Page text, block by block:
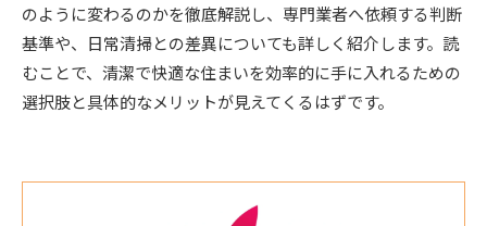
のように変わるのかを徹底解説し、専門業者へ依頼する判断
基準や、日常清掃との差異についても詳しく紹介します。読
むことで、清潔で快適な住まいを効率的に手に入れるための
選択肢と具体的なメリットが見えてくるはずです。